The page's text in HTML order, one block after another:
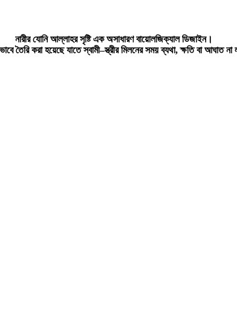
নারীর যোনি আল্লাহর সৃষ্টি এক অসাধারণ বায়োলজিক্যাল ডিজাইন।
তৈরি করা হয়েছে যাতে স্বামী–স্ত্রীর মিলনের সময় ব্যথা, ক্ষতি বা আঘাত না